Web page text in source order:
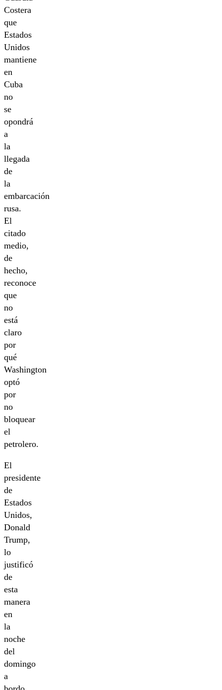
Costera
que
Estados
Unidos
mantiene
en
Cuba
no
se
opondrá
a
la
llegada
de
la
embarcación
rusa.
El
citado
medio,
de
hecho,
reconoce
que
no
está
claro
por
qué
Washington
optó
por
no
bloquear
el
petrolero.
El
presidente
de
Estados
Unidos,
Donald
Trump,
lo
justificó
de
esta
manera
en
la
noche
del
domingo
a